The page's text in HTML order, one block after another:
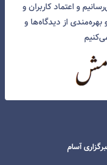
و اعتماد کاربران و
از دیدگاه‌ها و
آسام